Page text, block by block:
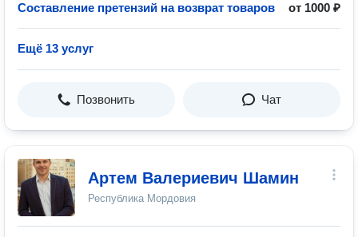
Составление претензий на возврат товаров от 1000 ₽
Ещё 13 услуг
Позвонить Чат
Артем Валериевич Шамин
Республика Мордовия